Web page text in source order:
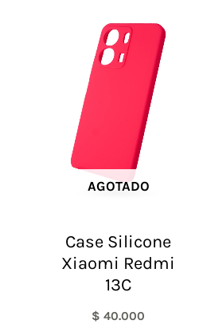
AGOTADO
Case Silicone
Xiaomi Redmi
13C
$ 40.000